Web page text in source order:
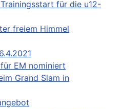
für die u12-
freiem Himmel
EM nominiert
Grand Slam in